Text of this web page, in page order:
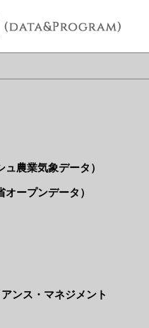
農業気象データ）
ープンデータ）
ンス・マネジメント